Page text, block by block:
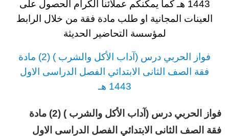
1443 هـ
كما يمكنكم عملائنا الكرام الحصول على
العينات المجانية او طلب مادة فقة من خلال الرابط
لمؤسسة التحاضير الحديثة
فواز الحربي درس (آداب الأكل والشرب ) (2) مادة
فقة الصف الثانى الابتدائي الفصل الدراسى الاول
1443 هـ
فواز الحربي درس (آداب الأكل والشرب ) (2) مادة
فقة الصف الثانى الابتدائي الفصل الدراسى الاول